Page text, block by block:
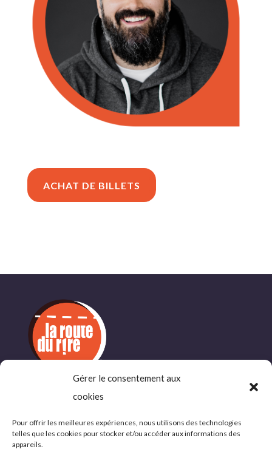
Gérer le consentement aux
cookies
Pour offrir les meilleures expériences, nous utilisons des technologies
telles que les cookies pour stocker et/ou accéder aux informations des
appareils.
ACHAT DE BILLETS
INFORMATIONS
COMPLÉMENTAIRES
Politique de confidentialité